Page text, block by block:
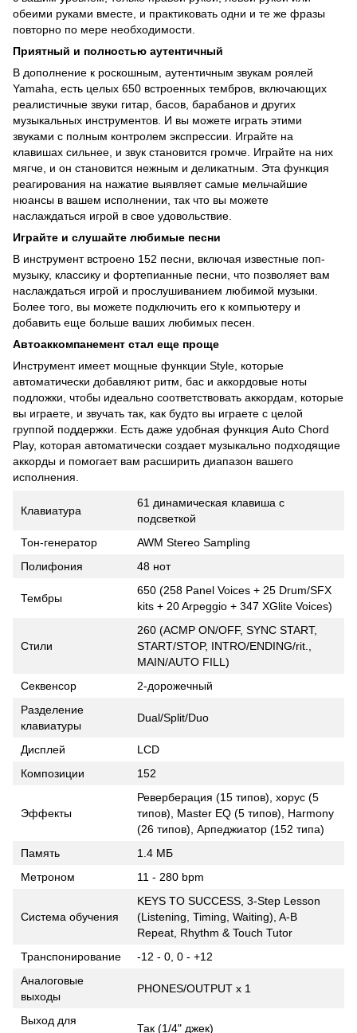
обеими руками вместе, и практиковать одни и те же фразы
повторно по мере необходимости.
Приятный и полностью аутентичный
В дополнение к роскошным, аутентичным звукам роялей
Yamaha, есть целых 650 встроенных тембров, включающих
реалистичные звуки гитар, басов, барабанов и других
музыкальных инструментов. И вы можете играть этими
звуками с полным контролем экспрессии. Играйте на
клавишах сильнее, и звук становится громче. Играйте на них
мягче, и он становится нежным и деликатным. Эта функция
реагирования на нажатие выявляет самые мельчайшие
нюансы в вашем исполнении, так что вы можете
наслаждаться игрой в свое удовольствие.
Играйте и слушайте любимые песни
В инструмент встроено 152 песни, включая известные поп-
музыку, классику и фортепианные песни, что позволяет вам
наслаждаться игрой и прослушиванием любимой музыки.
Более того, вы можете подключить его к компьютеру и
добавить еще больше ваших любимых песен.
Автоаккомпанемент стал еще проще
Инструмент имеет мощные функции Style, которые
автоматически добавляют ритм, бас и аккордовые ноты
подложки, чтобы идеально соответствовать аккордам, которые
вы играете, и звучать так, как будто вы играете с целой
группой поддержки. Есть даже удобная функция Auto Chord
Play, которая автоматически создает музыкально подходящие
аккорды и помогает вам расширить диапазон вашего
исполнения.
Клавиатура
61 динамическая клавиша с
подсветкой
Тон-генератор
AWM Stereo Sampling
Полифония
48 нот
Тембры
650 (258 Panel Voices + 25 Drum/SFX
kits + 20 Arpeggio + 347 XGlite Voices)
Стили
260 (ACMP ON/OFF, SYNC START,
START/STOP, INTRO/ENDING/rit.,
MAIN/AUTO FILL)
Секвенсор
2-дорожечный
Разделение
клавиатуры
Dual/Split/Duo
Дисплей
LCD
Композиции
152
Эффекты
Реверберация (15 типов), хорус (5
типов), Master EQ (5 типов), Harmony
(26 типов), Арпеджиатор (152 типа)
Память
1.4 МБ
Метроном
11 - 280 bpm
Система обучения
KEYS TO SUCCESS, 3-Step Lesson
(Listening, Timing, Waiting), A-B
Repeat, Rhythm & Touch Tutor
Транспонирование
-12 - 0, 0 - +12
Аналоговые
выходы
PHONES/OUTPUT x 1
Выход для
Так (1/4" джек)